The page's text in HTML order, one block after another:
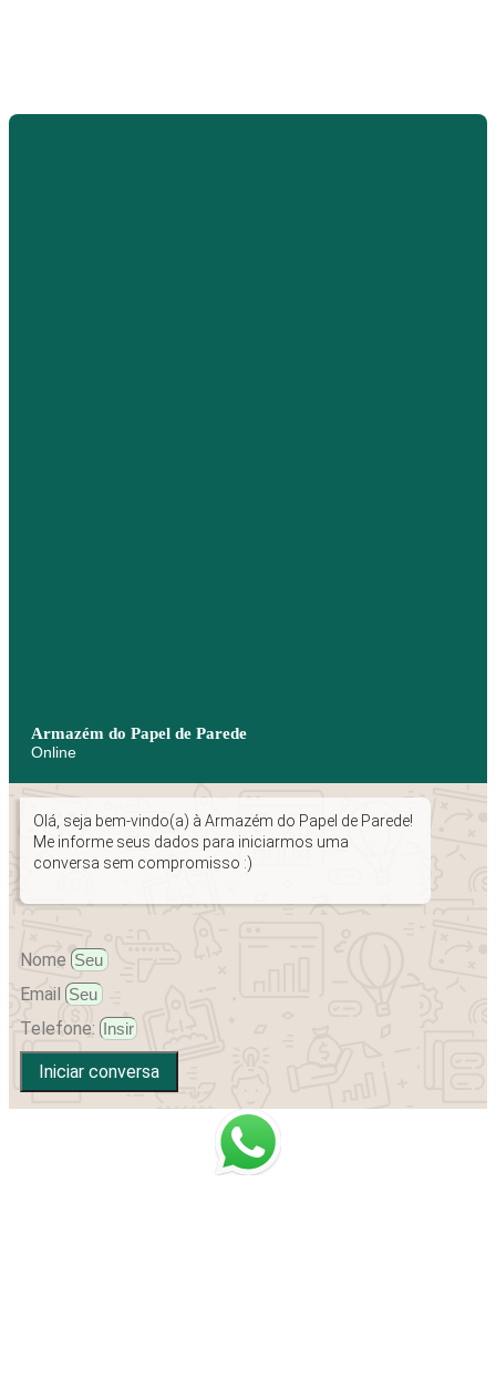
Armazém do Papel de Parede
Online
Olá, seja bem-vindo(a) à Armazém do Papel de Parede!
Me informe seus dados para iniciarmos uma
conversa sem compromisso :)
Nome
Email
Telefone:
Iniciar conversa